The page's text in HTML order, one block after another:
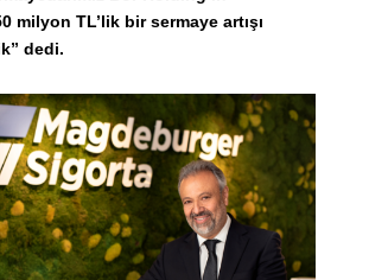
milyon TL’lik bir sermaye artışı
dedi.